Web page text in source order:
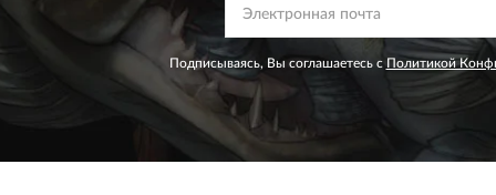
Подписываясь, Вы соглашаетесь с Политикой